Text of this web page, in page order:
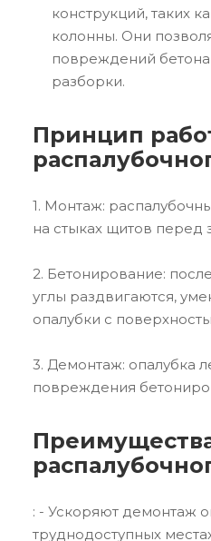
конструкций, таких
колонны. Они
повреждений
разборки.
Принцип
1. Монтаж:
на стыках щитов перед
2. Бетонирование:
углы раздвигаются,
опалубки с
3. Демонтаж: опалубка
повреждения
: - Ускоряют демонтаж
труднодоступных